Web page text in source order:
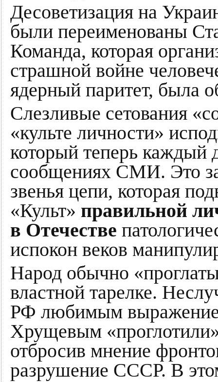
Десоветизация на
были переименованы
Команда, которая
страшной войне
ядерный паритет, была
Слезливые сетования
«культе личности»
который теперь каждый
сообщениях СМИ. Это
звенья цепи, которая
«Культ» правильной
в Отечестве
испокон веков
Народ обычно
властной тарелке.
РФ любимым
Хрущевым
отбросив мнение
разрушение СССР. В